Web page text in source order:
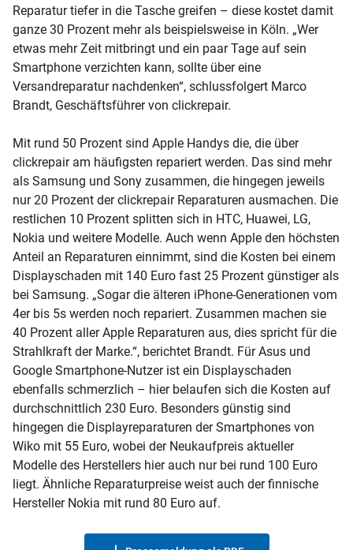
Reparatur tiefer in die Tasche greifen – diese kostet damit
ganze 30 Prozent mehr als beispielsweise in Köln. „Wer
etwas mehr Zeit mitbringt und ein paar Tage auf sein
Smartphone verzichten kann, sollte über eine
Versandreparatur nachdenken“, schlussfolgert Marco
Brandt, Geschäftsführer von clickrepair.
Mit rund 50 Prozent sind Apple Handys die, die über
clickrepair am häufigsten repariert werden. Das sind mehr
als Samsung und Sony zusammen, die hingegen jeweils
nur 20 Prozent der clickrepair Reparaturen ausmachen. Die
restlichen 10 Prozent splitten sich in HTC, Huawei, LG,
Nokia und weitere Modelle. Auch wenn Apple den höchsten
Anteil an Reparaturen einnimmt, sind die Kosten bei einem
Displayschaden mit 140 Euro fast 25 Prozent günstiger als
bei Samsung. „Sogar die älteren iPhone-Generationen vom
4er bis 5s werden noch repariert. Zusammen machen sie
40 Prozent aller Apple Reparaturen aus, dies spricht für die
Strahlkraft der Marke.“, berichtet Brandt. Für Asus und
Google Smartphone-Nutzer ist ein Displayschaden
ebenfalls schmerzlich – hier belaufen sich die Kosten auf
durchschnittlich 230 Euro. Besonders günstig sind
hingegen die Displayreparaturen der Smartphones von
Wiko mit 55 Euro, wobei der Neukaufpreis aktueller
Modelle des Herstellers hier auch nur bei rund 100 Euro
liegt. Ähnliche Reparaturpreise weist auch der finnische
Hersteller Nokia mit rund 80 Euro auf.